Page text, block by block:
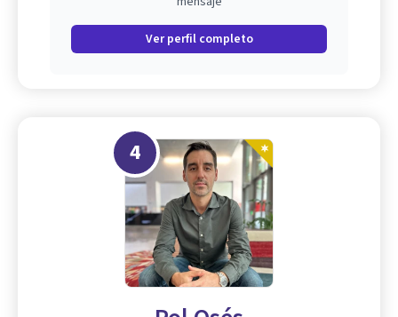
Ver perfil completo
4